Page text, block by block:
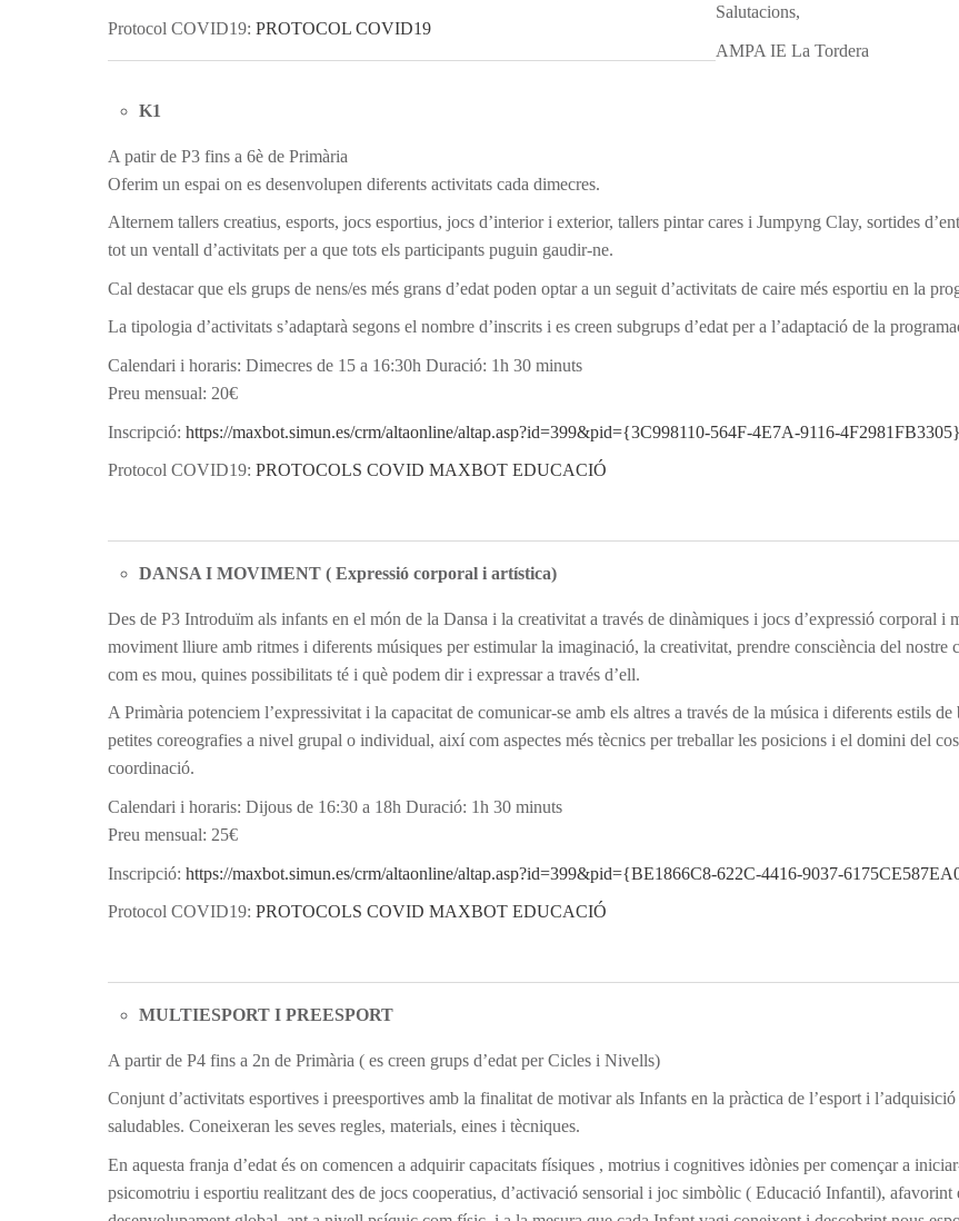
Protocol COVID19: PROTOCOL COVID19
K1
A patir de P3 fins a 6è de Primària
Oferim un espai on es desenvolupen diferents activitats cada dimecres.
Alternem tallers creatius, esports, jocs esportius, jocs d’interior i exterior, tallers pintar cares i Jumpyng Clay, sortides
tot un ventall d’activitats per a que tots els participants puguin gaudir-ne.
Cal destacar que els grups de nens/es més grans d’edat poden optar a un seguit d’activitats de caire més esportiu en la
La tipologia d’activitats s’adaptarà segons el nombre d’inscrits i es creen subgrups d’edat per a l’adaptació de la
Calendari i horaris: Dimecres de 15 a 16:30h Duració: 1h 30 minuts
Preu mensual: 20€
Inscripció: https://maxbot.simun.es/crm/altaonline/altap.asp?id=399&pid={3C998110-564F-4E7A-9116-4F2981FB3305}
Protocol COVID19: PROTOCOLS COVID MAXBOT EDUCACIÓ
DANSA I MOVIMENT ( Expressió corporal i artística)
Des de P3 Introduïm als infants en el món de la Dansa i la creativitat a través de dinàmiques i jocs d’expressió corporal i
moviment lliure amb ritmes i diferents músiques per estimular la imaginació, la creativitat, prendre consciència del nostre
com es mou, quines possibilitats té i què podem dir i expressar a través d’ell.
A Primària potenciem l’expressivitat i la capacitat de comunicar-se amb els altres a través de la música i diferents estils de
petites coreografies a nivel grupal o individual, així com aspectes més tècnics per treballar les posicions i el domini del
coordinació.
Calendari i horaris: Dijous de 16:30 a 18h Duració: 1h 30 minuts
Preu mensual: 25€
Inscripció: https://maxbot.simun.es/crm/altaonline/altap.asp?id=399&pid={BE1866C8-622C-4416-9037-
Protocol COVID19: PROTOCOLS COVID MAXBOT EDUCACIÓ
MULTIESPORT I PREESPORT
A partir de P4 fins a 2n de Primària ( es creen grups d’edat per Cicles i Nivells)
Conjunt d’activitats esportives i preesportives amb la finalitat de motivar als Infants en la pràctica de l’esport i l’adquisició
saludables. Coneixeran les seves regles, materials, eines i tècniques.
En aquesta franja d’edat és on comencen a adquirir capacitats físiques , motrius i cognitives idònies per començar a
psicomotriu i esportiu realitzant des de jocs cooperatius, d’activació sensorial i joc simbòlic ( Educació Infantil), afavorint
Salutacions,
AMPA IE La Tordera